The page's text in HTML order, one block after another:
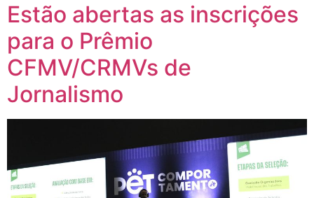
Estão abertas as inscrições
para o Prêmio
CFMV/CRMVs de
Jornalismo